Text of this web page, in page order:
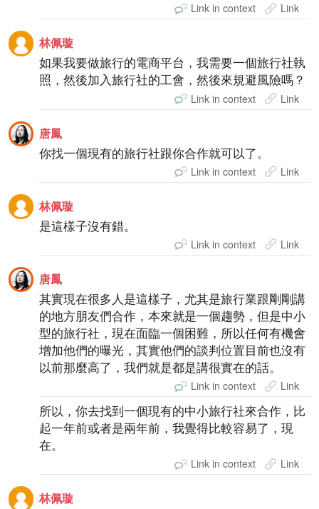
Link in context Link
林佩璇
如果我要做旅行的電商平台，我需要一個旅行社執
照，然後加入旅行社的工會，然後來規避風險嗎？
Link in context Link
唐鳳
你找一個現有的旅行社跟你合作就可以了。
Link in context Link
林佩璇
是這樣子沒有錯。
Link in context Link
唐鳳
其實現在很多人是這樣子，尤其是旅行業跟剛剛講
的地方朋友們合作，本來就是一個趨勢，但是中小
型的旅行社，現在面臨一個困難，所以任何有機會
增加他們的曝光，其實他們的談判位置目前也沒有
以前那麼高了，我們就是都是講很實在的話。
Link in context Link
所以，你去找到一個現有的中小旅行社來合作，比
起一年前或者是兩年前，我覺得比較容易了，現
在。
Link in context Link
林佩璇